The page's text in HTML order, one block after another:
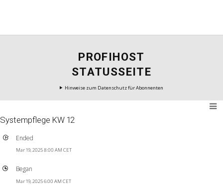
PROFIHOST
STATUSSEITE
Hinweise zum Datenschutz für Abonnenten
Systempflege KW 12
Ended
Mar 19, 2025 8:00 AM CET
Began
Mar 19, 2025 6:00 AM CET